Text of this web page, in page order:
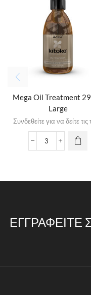
Mega Oil Treatment
Large
Συνδεθείτε για να δείτε τις
ΕΓΓΡΑΦΕΊΤΕ